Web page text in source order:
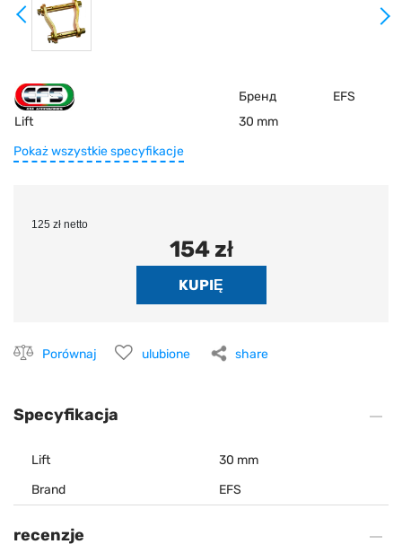
Бренд
EFS
Lift
30 mm
Pokaż wszystkie specyfikacje
125 zł netto
154 zł
Porównaj ulubione share
Specyfikacja
Lift
30 mm
Brand
EFS
recenzje